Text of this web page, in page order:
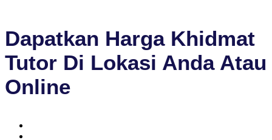
Dapatkan Harga Khidmat
Tutor Di Lokasi Anda Atau
Online